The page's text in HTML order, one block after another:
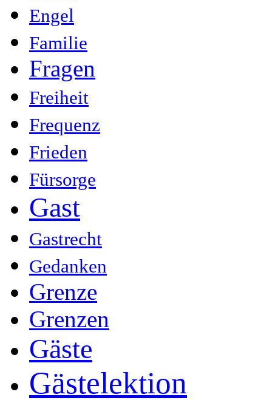
Engel
Familie
Fragen
Freiheit
Frequenz
Frieden
Fürsorge
Gast
Gastrecht
Gedanken
Grenze
Grenzen
Gäste
Gästelektion